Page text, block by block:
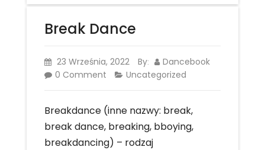
Break Dance
23 Września, 2022 By:
Dancebook
0 Comment
Uncategorized
Breakdance (inne nazwy: break,
break dance, breaking, bboying,
breakdancing) – rodzaj